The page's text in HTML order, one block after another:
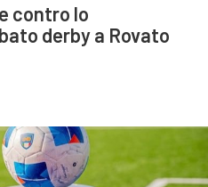
contro lo
derby a Rovato